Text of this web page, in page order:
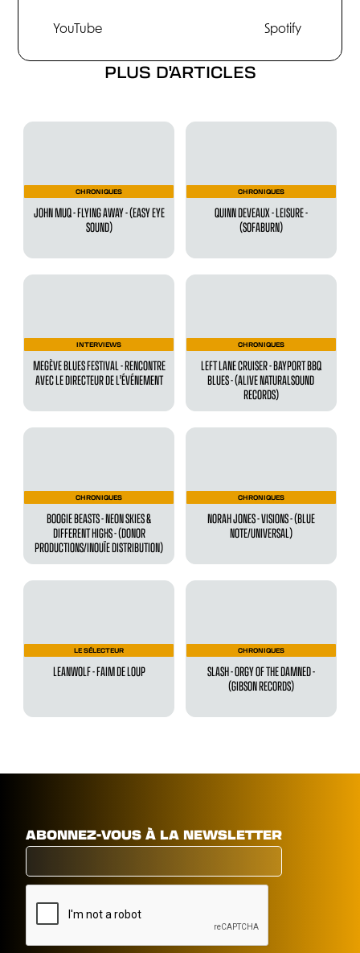
YouTube Spotify
PLUS D'ARTICLES
CHRONIQUES
JOHN MUQ - FLYING AWAY - (EASY EYE
SOUND)
CHRONIQUES
QUINN DEVEAUX - LEISURE -
(SOFABURN)
INTERVIEWS
MEGÈVE BLUES FESTIVAL - RENCONTRE
AVEC LE DIRECTEUR DE L'ÉVÉNEMENT
CHRONIQUES
LEFT LANE CRUISER - BAYPORT BBQ
BLUES - (ALIVE NATURALSOUND
RECORDS)
CHRONIQUES
BOOGIE BEASTS - NEON SKIES &
DIFFERENT HIGHS - (DONOR
PRODUCTIONS/INOUÏE DISTRIBUTION)
CHRONIQUES
NORAH JONES - VISIONS - (BLUE
NOTE/UNIVERSAL)
LE SÉLECTEUR
LEANWOLF - FAIM DE LOUP
CHRONIQUES
SLASH - ORGY OF THE DAMNED -
(GIBSON RECORDS)
ABONNEZ-VOUS À LA NEWSLETTER